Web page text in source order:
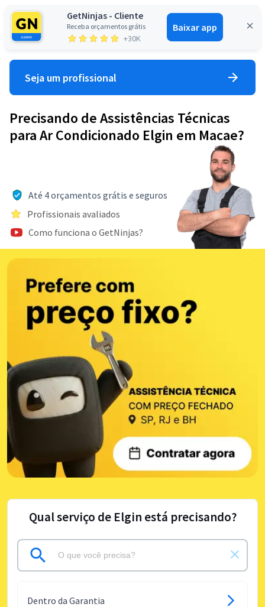
GetNinjas - Cliente
Receba orçamentos grátis
+30K
Baixar app
Entrar
Seja um profissional
Precisando de Assistências Técnicas
para Ar Condicionado Elgin em Macae?
Até 4 orçamentos grátis e seguros
Profissionais avaliados
Como funciona o GetNinjas?
Qual serviço de Elgin está precisando?
Dentro da Garantia